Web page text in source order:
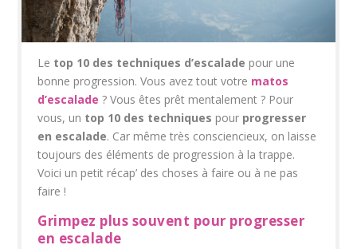
Le top 10 des techniques d’escalade pour une
bonne progression. Vous avez tout votre matos
d’escalade ? Vous êtes prêt mentalement ? Pour
vous, un top 10 des techniques pour progresser
en escalade. Car même très consciencieux, on laisse
toujours des éléments de progression à la trappe.
Voici un petit récap’ des choses à faire ou à ne pas
faire !
Grimpez plus souvent pour progresser
en escalade